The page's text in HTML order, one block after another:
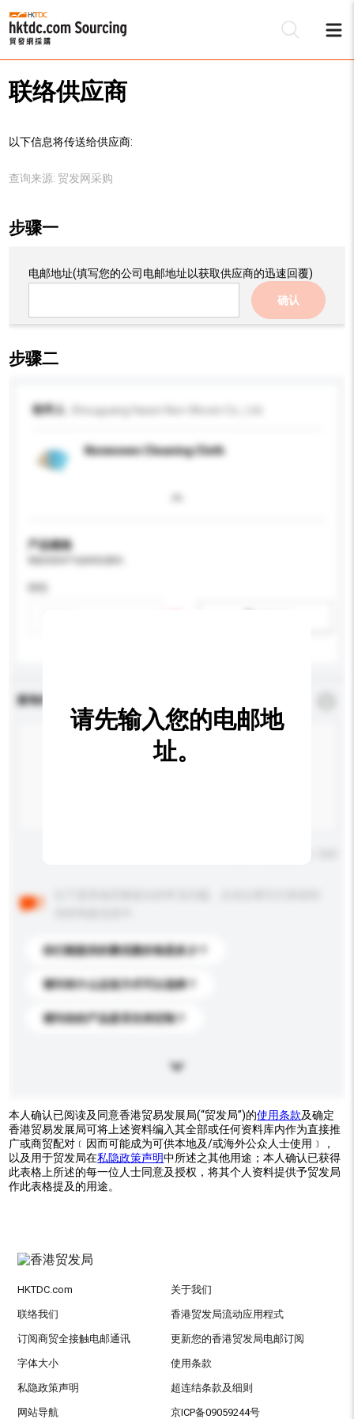
联络供应商
以下信息将传送给供应商:
查询来源: 贸发网采购
步骤一
电邮地址(填写您的公司电邮地址以获取供应商的迅速回覆)
确认
步骤二
收件人
Nonwoven Cleaning Cloth
产品规格
查询内容
你们能提供的最优惠价格是多少？
请问有什么运送方式可以选择？
请问你的产品是否支持定制？
请先输入您的电邮地
址。
本人确认已阅读及同意香港贸易发展局(“贸发局”)的使用条款及确定
香港贸易发展局可将上述资料编入其全部或任何资料库内作为直接推
广或商贸配对﹝因而可能成为可供本地及/或海外公众人士使用﹞，
以及用于贸发局在私隐政策声明中所述之其他用途；本人确认已获得
此表格上所述的每一位人士同意及授权，将其个人资料提供予贸发局
作此表格提及的用途。
HKTDC.com 关于我们
联络我们 香港贸发局流动应用程式
订阅商贸全接触电邮通讯 更新您的香港贸发局电邮订阅
字体大小 使用条款
私隐政策声明 超连结条款及细则
网站导航 京ICP备09059244号